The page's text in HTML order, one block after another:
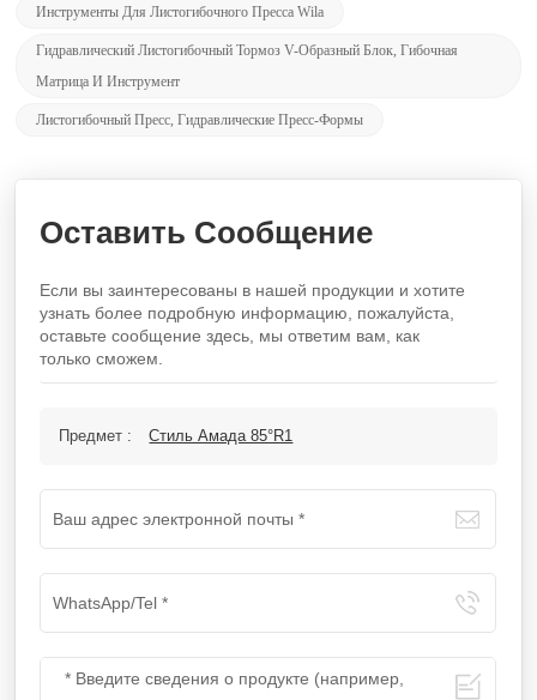
Инструменты Для Листогибочного Пресса Wila
Гидравлический Листогибочный Тормоз V-Образный Блок, Гибочная
Матрица И Инструмент
Листогибочный Пресс, Гидравлические Пресс-Формы
Оставить Сообщение
Если вы заинтересованы в нашей продукции и хотите
узнать более подробную информацию, пожалуйста,
оставьте сообщение здесь, мы ответим вам, как
только сможем.
Предмет : Стиль Амада 85°R1